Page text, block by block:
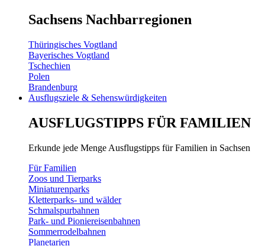
Sachsens Nachbarregionen
Thüringisches Vogtland
Bayerisches Vogtland
Tschechien
Polen
Brandenburg
Ausflugsziele & Sehenswürdigkeiten
AUSFLUGSTIPPS FÜR FAMILIEN
Erkunde jede Menge Ausflugstipps für Familien in Sachsen
Für Familien
Zoos und Tierparks
Miniaturenparks
Kletterparks- und wälder
Schmalspurbahnen
Park- und Pioniereisenbahnen
Sommerrodelbahnen
Planetarien